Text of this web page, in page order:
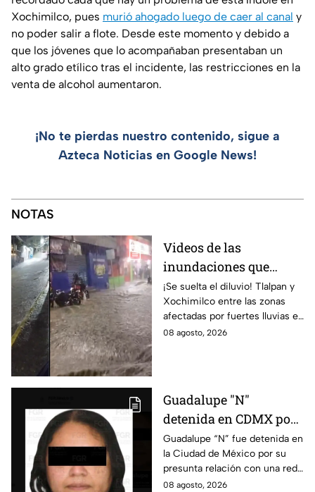
Xochimilco, pues murió ahogado luego de caer al canal y
no poder salir a flote. Desde este momento y debido a
que los jóvenes que lo acompañaban presentaban un
alto grado etílico tras el incidente, las restricciones en la
venta de alcohol aumentaron.
¡No te pierdas nuestro contenido, sigue a
Azteca Noticias en Google News!
NOTAS
Videos de las
inundaciones que
dejaron las lluvias en
Tlalpan y Xochimilco
por lluvias intensas
¡Se suelta el diluvio! Tlalpan y
Xochimilco entre las zonas
afectadas por fuertes lluvias en
CDMX. Conce qué otras
08 agosto, 2026
Guadalupe "N"
detenida en CDMX por
presunta relación con
red de contrabando de
hidrocarburos
Guadalupe “N” fue detenida en
la Ciudad de México por su
presunta relación con una red
de contrabando de
08 agosto, 2026